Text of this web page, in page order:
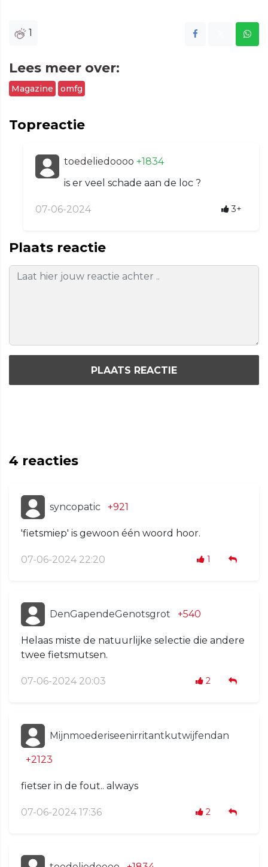
1
Lees meer over:
Magazine omfg
Topreactie
toedeliedoooo +1834
is er veel schade aan de loc ?
07-06-2024 3+
Plaats reactie
PLAATS REACTIE
4 reacties
syncopatic +921
'fietsmiep' is gewoon één woord hoor.
07-06-2024 22:20 1
DenGapendeGenotsgrot +540
Helaas miste de natuurlijke selectie die andere
twee fietsmutsen.
07-06-2024 20:03 2
Mijnmoederiseenirritantkutwijfendan
+2123
fietser in de fout.. always
07-06-2024 17:36 2